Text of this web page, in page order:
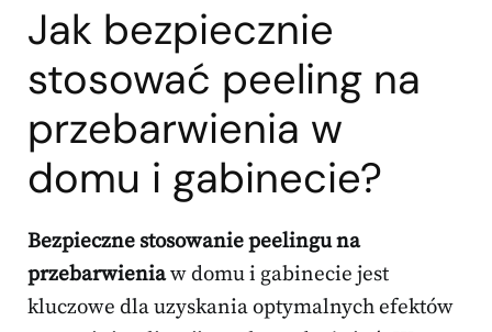
Jak bezpiecznie
stosować peeling na
przebarwienia w
domu i gabinecie?
Bezpieczne stosowanie peelingu na
przebarwieniaw domu i gabinecie jest
kluczowe dla uzyskania optymalnych efektów